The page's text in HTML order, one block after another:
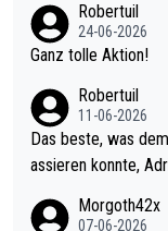
mal 40+ erst recht. Da gewinnst keinen Blumentopf - ist ja noc
h krasser wie ein Pokalspiel eines Kreisligisten vs einem Bund
Robertuil
24-06-2026
Ganz tolle Aktion!
Robertuil
11-06-2026
Das beste, was
assieren konnte,
Morgoth42x
07-06-2026